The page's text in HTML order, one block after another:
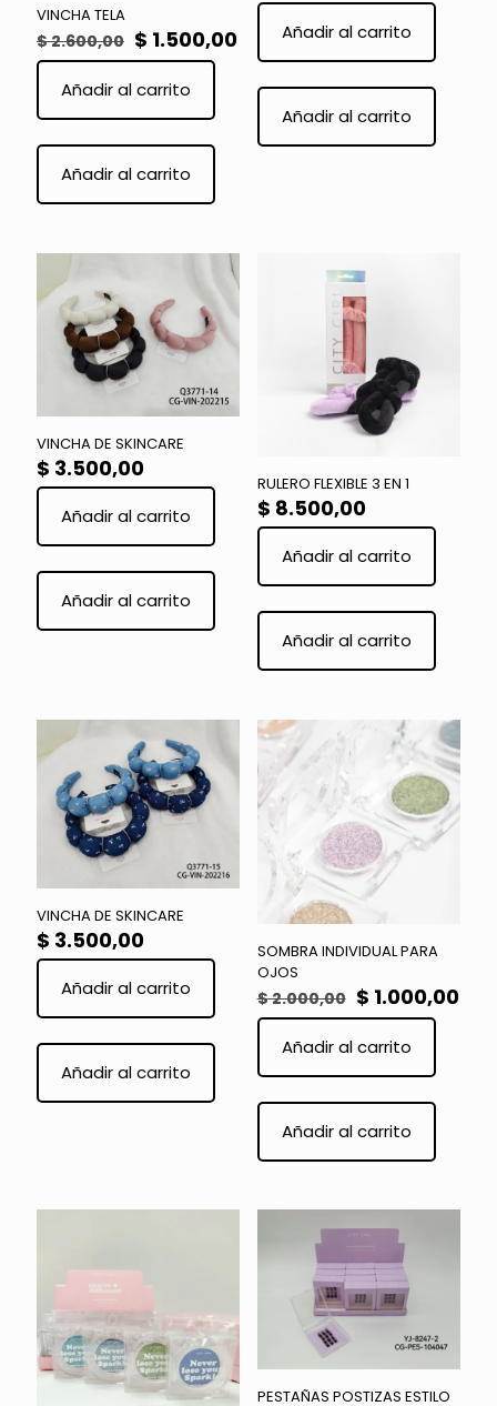
VINCHA TELA
$2.600,00 El
precio
original
era:
$ 2.600,00.
$ 1.500,00El
precio
actual
$ 1.500,00.
Añadir al carrito
Añadir al carrito
Añadir al carrito
Añadir al carrito
VINCHA DE SKINCARE
$ 3.500,00
Añadir al carrito
Añadir al carrito
producto
múltiples
variantes.
pueden
en
producto
RULERO FLEXIBLE 3 EN 1
$ 8.500,00
Añadir al carrito
Añadir al carrito
VINCHA DE SKINCARE
$ 3.500,00
Añadir al carrito
Añadir al carrito
múltiples
opciones
pueden
producto
SOMBRA INDIVIDUAL PARA
OJOS
$2.000,00 El
precio
original
era:
$ 2.000,00.
$ 1.000,00El
Añadir al carrito
Añadir al carrito
PESTAÑAS POSTIZAS ESTILO